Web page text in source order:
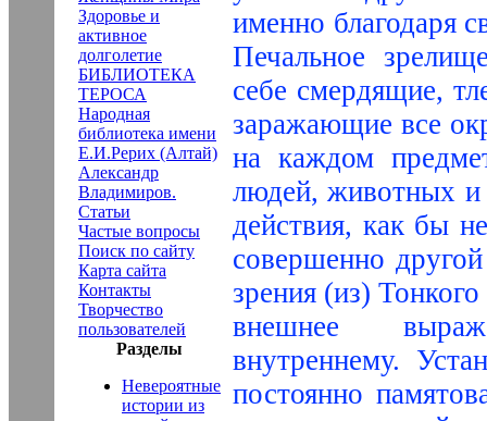
Здоровье и
активное
долголетие
БИБЛИОТЕКА
ТЕРОСА
Народная
библиотека имени
Е.И.Рерих (Алтай)
Александр
Владимиров.
Статьи
Частые вопросы
Поиск по сайту
Карта сайта
Контакты
Творчество
пользователей
Разделы
Невероятные
истории из
именно благодаря
Печальное
себе смердящие,
заражающие все
на каждом
людей, животных и
действия, как бы
совершенно
зрения (из)
внешнее
внутреннему.
постоянно